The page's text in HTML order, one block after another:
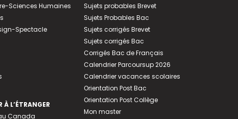
Sciences Humaines
Spectacle
À L’ÉTRANGER
Canada
Sujets probables Brevet
Sujets Probables Bac
Sujets corrigés Brevet
Sujets corrigés Bac
Corrigés Bac de Français
Calendrier Parcoursup 2026
Calendrier vacances scolaires
Orientation Post Bac
Orientation Post Collège
Mon master